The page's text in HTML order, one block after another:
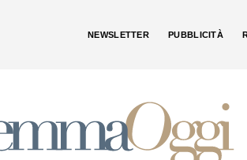
NEWSLETTER PUBBLICITÀ